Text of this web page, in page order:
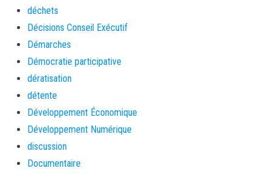
déchets
Décisions Conseil Exécutif
Démarches
Démocratie participative
dératisation
détente
Développement Économique
Développement Numérique
discussion
Documentaire